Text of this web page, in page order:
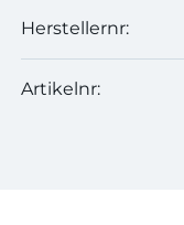
Herstellernr:
Artikelnr: